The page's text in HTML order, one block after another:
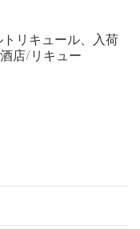
リキュール、入荷
店/リキュー